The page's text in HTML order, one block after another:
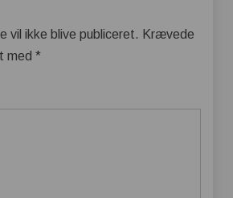
vil ikke blive publiceret. Krævede
med *